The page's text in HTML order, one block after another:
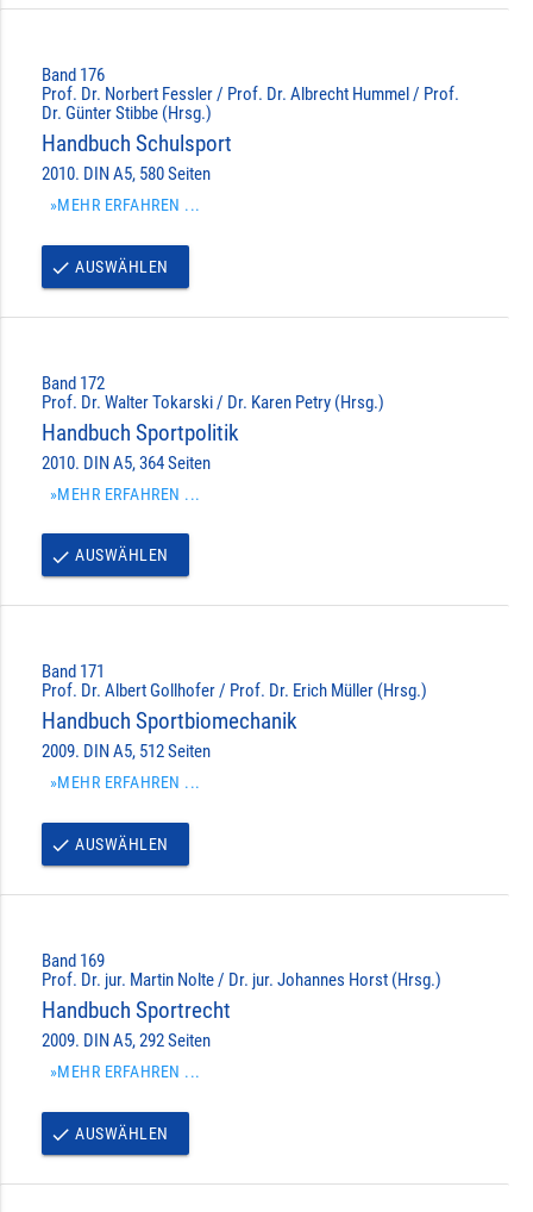
Band 176
Prof. Dr. Norbert Fessler / Prof. Dr. Albrecht Hummel / Prof.
Dr. Günter Stibbe (Hrsg.)
Handbuch Schulsport
2010. DIN A5, 580 Seiten
»MEHR ERFAHREN ...
done AUSWÄHLEN
Band 172
Prof. Dr. Walter Tokarski / Dr. Karen Petry (Hrsg.)
Handbuch Sportpolitik
2010. DIN A5, 364 Seiten
»MEHR ERFAHREN ...
done AUSWÄHLEN
Band 171
Prof. Dr. Albert Gollhofer / Prof. Dr. Erich Müller (Hrsg.)
Handbuch Sportbiomechanik
2009. DIN A5, 512 Seiten
»MEHR ERFAHREN ...
done AUSWÄHLEN
Band 169
Prof. Dr. jur. Martin Nolte / Dr. jur. Johannes Horst (Hrsg.)
Handbuch Sportrecht
2009. DIN A5, 292 Seiten
»MEHR ERFAHREN ...
done AUSWÄHLEN